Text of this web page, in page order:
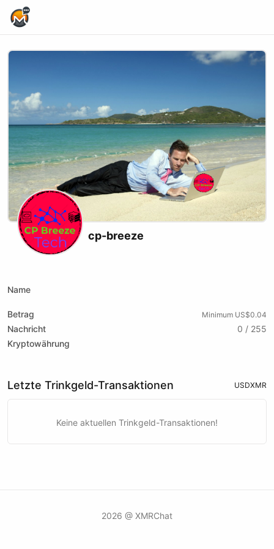
cp-breeze
Name
Betrag Minimum US$0.04
Nachricht
0 / 255
Kryptowährung
Letzte Trinkgeld-Transaktionen USDXMR
Keine aktuellen Trinkgeld-Transaktionen!
2026 @ XMRChat